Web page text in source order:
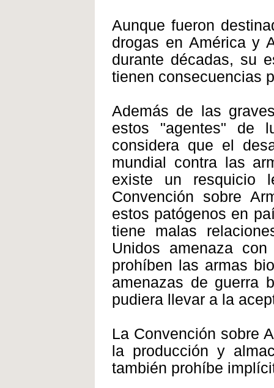
Aunque fueron
drogas en América y
durante décadas, su
tienen consecuencias
Además de las
estos "agentes" de
considera que el
mundial contra las
existe un resquicio
Convención sobre
estos patógenos en
tiene malas
Unidos amenaza
prohíben las armas
amenazas de guerra
pudiera llevar a la
La Convención sobre
la producción y
también prohíbe